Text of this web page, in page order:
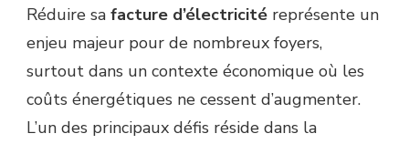
Réduire sa facture d’électricité représente un
enjeu majeur pour de nombreux foyers,
surtout dans un contexte économique où les
coûts énergétiques ne cessent d’augmenter.
L’un des principaux défis réside dans la